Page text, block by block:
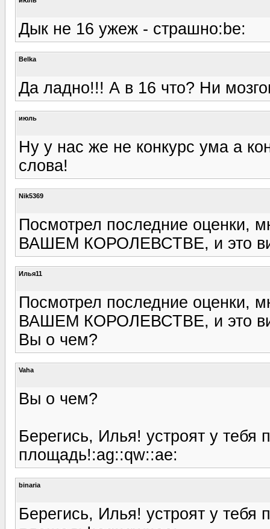
Дык не 16 ужеж - страшно:be:
Belka
Да ладно!!! А в 16 что? Ни
июль
Ну у нас же не конкурс ума а
слова!
Nik5369
Посмотрел последние оценки,
ВАШЕМ КОРОЛЕВСТВЕ, и это
Илья11
Посмотрел последние оценки,
ВАШЕМ КОРОЛЕВСТВЕ, и это
Вы о чем?
Vaha
Вы о чем?
Берегись, Илья! устроят у тебя
площадь!:ag::qw::ae:
binaria
Берегись, Илья! устроят у тебя